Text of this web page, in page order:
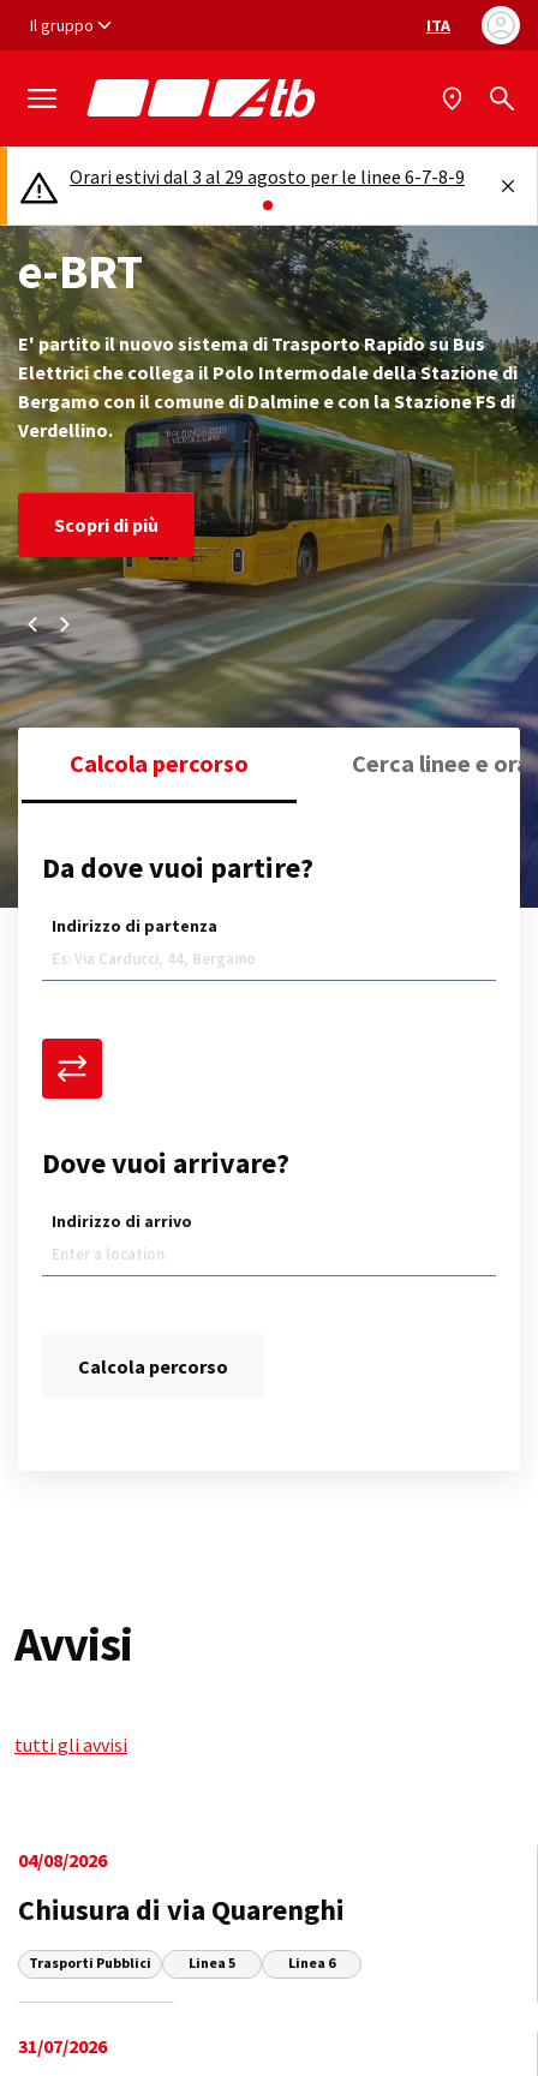
Vai ai contenuti
Vai al footer
Il gruppo Selezione
ITA
Orari estivi dal 3 al 29 agosto per le linee 6-7-8-9
e-BRT
E' partito il nuovo sistema di Trasporto Rapido su Bus
Elettrici che collega il Polo Intermodale della Stazione di
Bergamo con il comune di Dalmine e con la Stazione FS di
Verdellino.
Scopri di più
Calcola percorso Cerca linee e
Da dove vuoi partire?
Indirizzo di partenza
Dove vuoi arrivare?
Indirizzo di arrivo
Avvisi
tutti gli avvisi
04/08/2026
Chiusura di via Quarenghi
Trasporti Pubblici Linea 5 Linea 6
31/07/2026